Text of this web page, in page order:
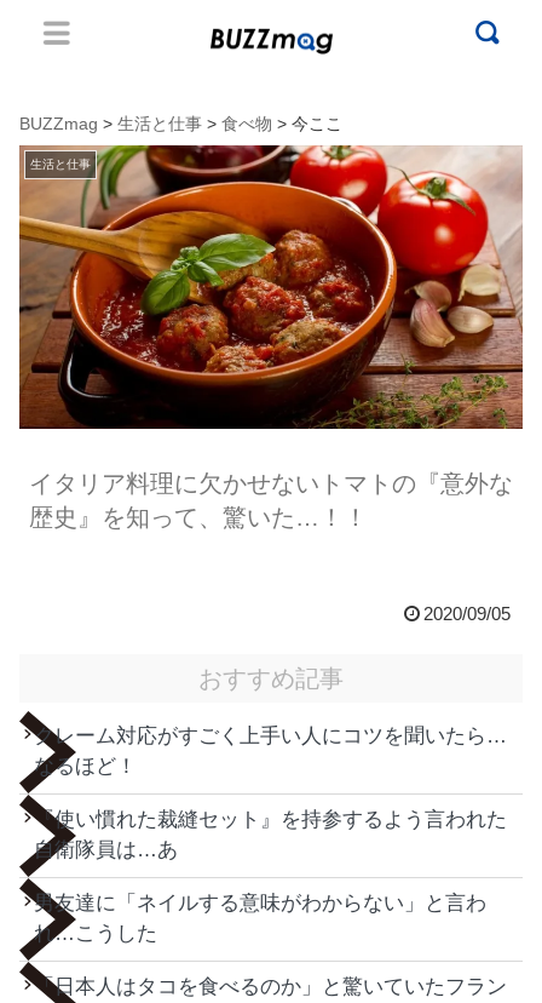
BUZZmag > 生活と仕事 > 食べ物 > 今ここ
生活と仕事
イタリア料理に欠かせないトマトの『意外な
歴史』を知って、驚いた…！！
2020/09/05
おすすめ記事
クレーム対応がすごく上手い人にコツを聞いたら…
なるほど！
『使い慣れた裁縫セット』を持参するよう言われた
自衛隊員は…あ
男友達に「ネイルする意味がわからない」と言わ
れ…こうした
「日本人はタコを食べるのか」と驚いていたフラン